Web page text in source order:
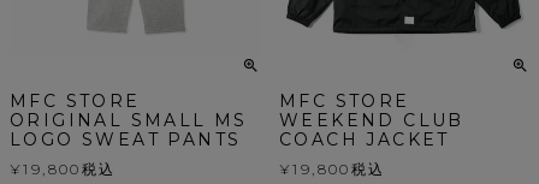
MFC STORE
ORIGINAL SMALL MS
LOGO SWEAT PANTS
¥19,800 税込
MFC STORE
WEEKEND CLUB
COACH JACKET
¥19,800 税込